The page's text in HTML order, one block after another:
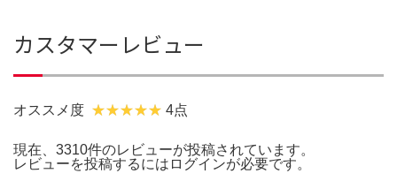
カスタマーレビュー
オススメ度 4点
現在、3310件のレビューが投稿されています。
レビューを投稿するには ログインが必要です。